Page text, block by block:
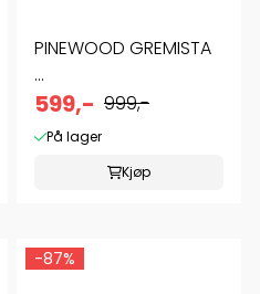
PINEWOOD GREMISTA
...
599,- 999,-
På lager
Kjøp
-87%